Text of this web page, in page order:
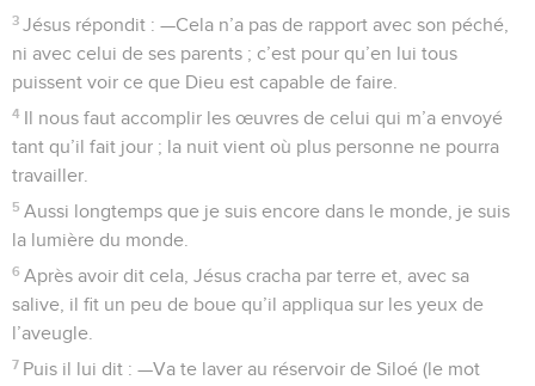
3 Jésus répondit : —Cela n’a pas de rapport avec son péché,
ni avec celui de ses parents ; c’est pour qu’en lui tous
puissent voir ce que Dieu est capable de faire.
4 Il nous faut accomplir les œuvres de celui qui m’a envoyé
tant qu’il fait jour ; la nuit vient où plus personne ne pourra
travailler.
5 Aussi longtemps que je suis encore dans le monde, je suis
la lumière du monde.
6 Après avoir dit cela, Jésus cracha par terre et, avec sa
salive, il fit un peu de boue qu’il appliqua sur les yeux de
l’aveugle.
7 Puis il lui dit : —Va te laver au réservoir de Siloé (le mot